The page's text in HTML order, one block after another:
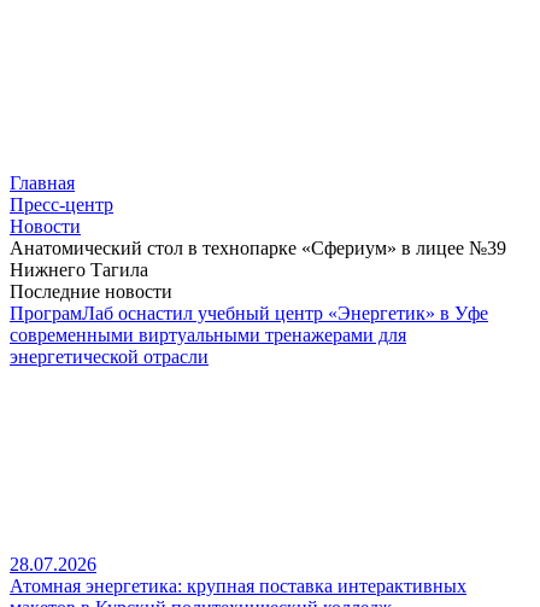
Главная
Пресс-центр
Новости
Анатомический стол в технопарке «Сфериум» в лицее №39
Нижнего Тагила
Последние новости
ПрограмЛаб оснастил учебный центр «Энергетик» в Уфе
современными виртуальными тренажерами для
энергетической отрасли
28.07.2026
Атомная энергетика: крупная поставка интерактивных